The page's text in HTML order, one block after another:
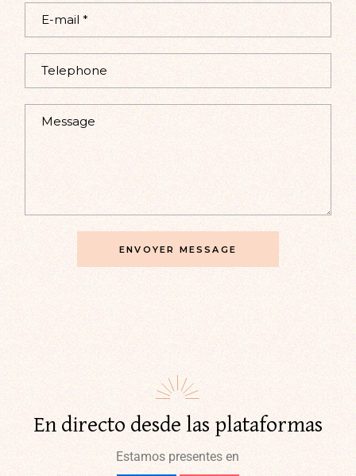
ENVOYER MESSAGE
En directo desde las plataformas
Estamos presentes en